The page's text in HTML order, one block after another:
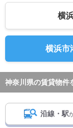
横
横浜市
神奈川県の賃貸物件
沿線・駅